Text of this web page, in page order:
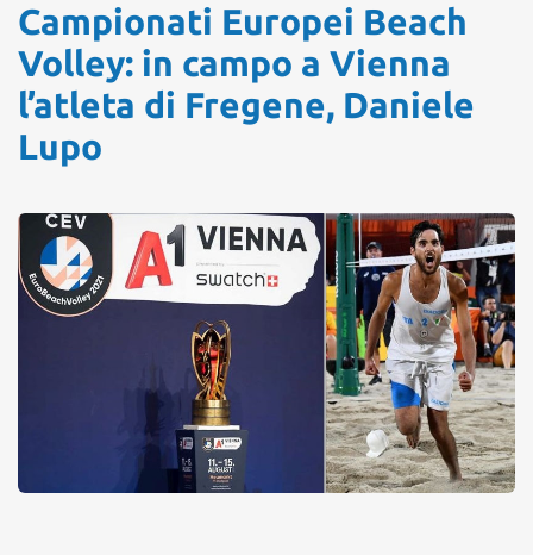
Campionati Europei Beach
Volley: in campo a Vienna
l’atleta di Fregene, Daniele
Lupo